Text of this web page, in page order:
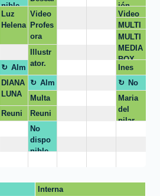
nible
ión
CRAI
gar
Powto
Luz
Helena
Video
Profes
ora
Caroli
Video
Inducc
ión
CRAI
MULTI
MEDIA
BOX
MULTI
MEDIA
BOX
Illustr
ator.
Alm
uer
zo
Ines
Elvira
Restre
po
DIANA
LUNA
Alm
uer
zo
No
disp
oni
Multa
Maria
del
pilar
Reuni
ón MC
Reuni
ón MC
entreg
No
dispo
nible
Interna